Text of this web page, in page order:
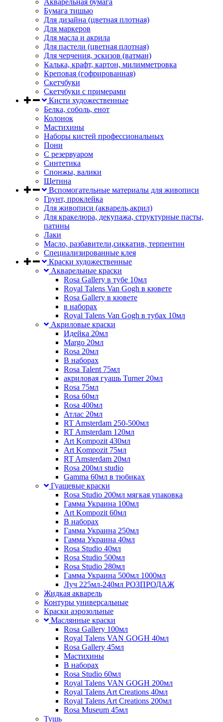
Акварельная бумага
Бумага тишью
Для дизайна (цветная плотная)
Для маркеров
Для масла и акрила
Для пастели (цветная плотная)
Для черчения, эскизов (ватман)
Калька, крафт, картон, милимметровка
Креповая (гофрированная)
Скетчбуки
Скетчбуки с примерами
Кисти художественные
Белка, соболь, енот
Колонок
Мастихины
Наборы кистей профессиональных
Пони
С резервуаром
Синтетика
Спонжы, валики
Щетина
Вспомогательные материалы для живописи
Грунт, проклейка
Для живописи (акварель,акрил)
Для кракелюра, декупажа, структурные пасты,
патины
Лаки
Масло, разбавители,сиккатив, терпентин
Специализированные клея
Краски художественные
Акварельные краски
Rosa Gallery в тубе 10мл
Royal Talens Van Gogh в кювете
Rosa Gallery в кювете
в наборах
Royal Talens Van Gogh в тубах 10мл
Акриловые краски
Идейка 20мл
Margo 20мл
Rosa 20мл
В наборах
Rosa Talent 75мл
акриловая гуашь Turner 20мл
Rosa 75мл
Rosa 60мл
Rosa 400мл
Атлас 20мл
RT Amsterdam 250-500мл
RT Amsterdam 120мл
Art Kompozit 430мл
Art Kompozit 75мл
RT Amsterdam 20мл
Rosa 200мл studio
Gamma 60мл в тюбиках
Гуашевые краски
Rosa Studio 200мл мягкая упаковка
Гамма Украина 100мл
Art Kompozit 60мл
В наборах
Гамма Украина 250мл
Гамма Украина 40мл
Rosa Studio 40мл
Rosa Studio 500мл
Rosa Studio 280мл
Гамма Украина 500мл 1000мл
Луч 225мл-240мл РОЗПРОДАЖ
Жидкая акварель
Контуры универсальные
Краски аэрозольные
Маслянные краски
Rosa Gallery 100мл
Royal Talens VAN GOGH 40мл
Rosa Gallery 45мл
Мастихины
В наборах
Rosa Studio 60мл
Royal Talens VAN GOGH 200мл
Royal Talens Art Creations 40мл
Royal Talens Art Creations 200мл
Rosa Museum 45мл
Тушь